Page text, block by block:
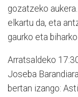
gozatzeko
elkartu da, eta
gaurko eta
Arratsaldeko
Joseba
bertan izango: